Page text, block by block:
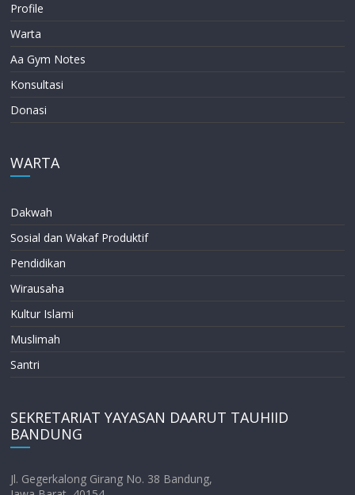
Profile
Warta
Aa Gym Notes
Konsultasi
Donasi
WARTA
Dakwah
Sosial dan Wakaf Produktif
Pendidikan
Wirausaha
Kultur Islami
Muslimah
Santri
SEKRETARIAT YAYASAN DAARUT TAUHIID
BANDUNG
Jl. Gegerkalong Girang No. 38 Bandung,